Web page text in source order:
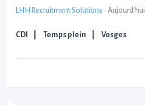
LHH Recruitment Solutions - Aujourd'hui
CDI Temps plein Vosges